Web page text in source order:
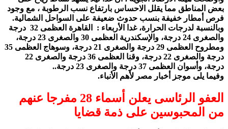
بعض المناطق مما يقلل الاحساس بارتفاع نسب الرطوبة ، مع وجود
فرص أمطار خفيفة بنسب حدوث ضعيفة على السواحل الشمالية.
وبالنسبة لدرجات الحرارة، غدا الأربعاء : القاهرة العظمى 32 درجة
والصغرى 24 درجة، والإسكندرية العظمى 30 والصغرى 23 درجة،
ومطروح العظمى 29 درجة والصغرى 21 درجة، وسوهاج العظمى 35
درجة والصغرى 22 درجة، وقنا العظمى 36 درجة والصغرى 22
درجة، وأسوان العظمى 37 درجة والصغرى 23 درجة..
وفيما يلى موجز أخبار مصر لأهم الأنباء.
العفو الرئاسى يعلن أسماء 28 مفرجا عنهم
من المحبوسين على ذمة قضايا